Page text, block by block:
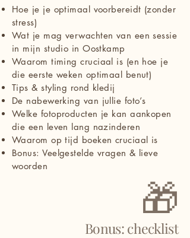
Hoe je je optimaal voorbereidt (zonder
stress)
Wat je mag verwachten van een sessie
in mijn studio in Oostkamp
Waarom timing cruciaal is (en hoe je
die eerste weken optimaal benut)
Tips & styling rond kledij
De nabewerking van jullie foto’s
Welke fotoproducten je kan aankopen
die een leven lang nazinderen
Waarom op tijd boeken cruciaal is
Bonus: Veelgestelde vragen & lieve
woorden
🎁
Bonus: checklist